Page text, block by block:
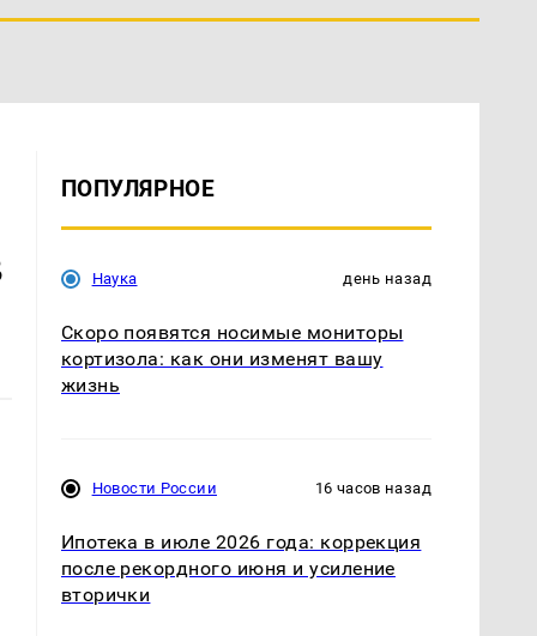
ПОПУЛЯРНОЕ
Наука день назад
Скоро появятся носимые мониторы
кортизола: как они изменят вашу
жизнь
Новости России 16 часов назад
Ипотека в июле 2026 года: коррекция
после рекордного июня и усиление
вторички